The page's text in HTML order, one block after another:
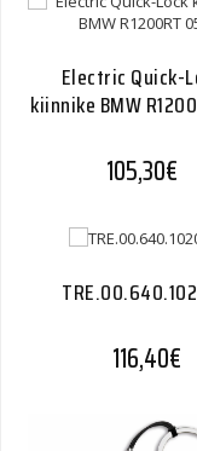
Electric Quick-
kiinnike BMW
105,30€
116,40€